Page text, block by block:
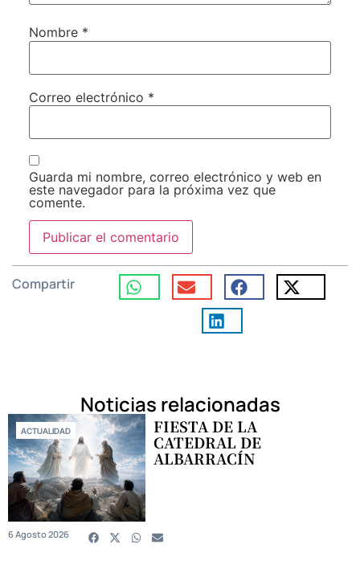
Nombre *
Correo electrónico *
Guarda mi nombre, correo electrónico y web en
este navegador para la próxima vez que
comente.
Compartir
Noticias relacionadas
ACTUALIDAD FIESTA DE LA
CATEDRAL DE
ALBARRACÍN
6 Agosto 2026